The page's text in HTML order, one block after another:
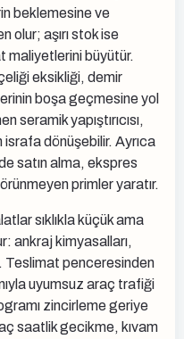
beklemesine ve
olur; aşırı stok ise
maliyetlerini büyütür.
eksikliği, demir
boşa geçmesine yol
yapıştırıcısı,
dönüşebilir. Ayrıca
satın alma, ekspres
primler yaratır.
sıklıkla küçük ama
ankraj kimyasalları,
Teslimat penceresinden
uyumsuz araç trafiği
zincirleme geriye
saatlik gecikme, kıvam